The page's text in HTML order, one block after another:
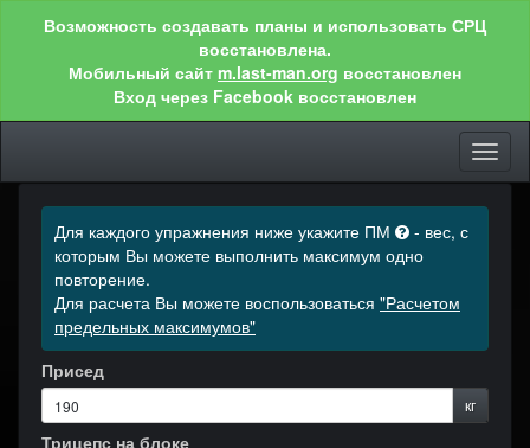
Возможность создавать планы и использовать СРЦ
восстановлена.
Мобильный сайт m.last-man.org восстановлен
Вход через Facebook восстановлен
Для каждого упражнения ниже укажите ПМ
- вес, с
которым Вы можете выполнить максимум одно
повторение.
Для расчета Вы можете воспользоваться "Расчетом
предельных максимумов"
Присед
кг
Трицепс на блоке